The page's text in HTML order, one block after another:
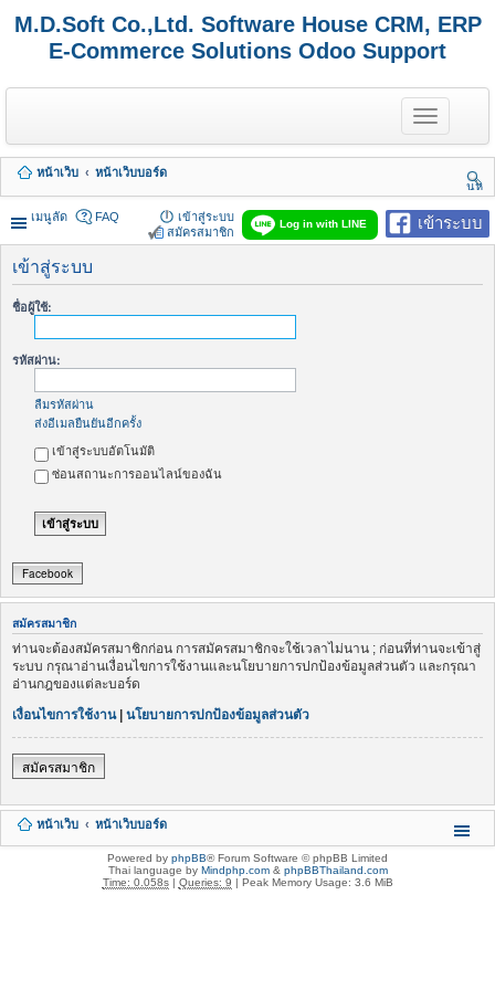
M.D.Soft Co.,Ltd. Software House CRM, ERP
E-Commerce Solutions Odoo Support
T
o
g
e
n
a
v
g
หน้าเว็บ
หน้าเว็บบอร์ด
นห
า
เมนูลัด
เข้าระบบ
Log in with LINE
FAQ
เข้าสู่ระบบ
สมัครสมาชิก
เข้าสู่ระบบ
ชื่อผู้ใช้:
รหัสผ่าน:
ลืมรหัสผ่าน
ส่งอีเมลยืนยันอีกครั้ง
เข้าสู่ระบบอัตโนมัติ
ซ่อนสถานะการออนไลน์ของฉัน
Facebook
สมัครสมาชิก
ท่านจะต้องสมัครสมาชิกก่อน การสมัครสมาชิกจะใช้เวลาไม่นาน ; ก่อนที่ท่านจะเข้าสู่
ระบบ กรุณาอ่านเงื่อนไขการใช้งานและนโยบายการปกป้องข้อมูลส่วนตัว และกรุณา
อ่านกฎของแต่ละบอร์ด
เงื่อนไขการใช้งาน| นโยบายการปกป้องข้อมูลส่วนตัว
สมัครสมาชิก
หน้าเว็บ หน้าเว็บบอร์ด
Powered by phpBB® Forum Software © phpBB Limited
Thai language by Mindphp.com& phpBBThailand.com
Time: 0.058s| Queries: 9 | Peak Memory Usage: 3.6 MiB